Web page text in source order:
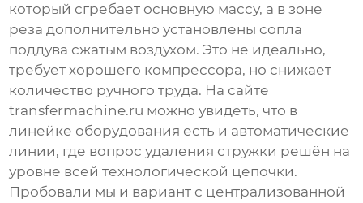
который сгребает основную массу, а в зоне
реза дополнительно установлены сопла
поддува сжатым воздухом. Это не идеально,
требует хорошего компрессора, но снижает
количество ручного труда. На сайте
transfermachine.ru можно увидеть, что в
линейке оборудования есть и автоматические
линии, где вопрос удаления стружки решён на
уровне всей технологической цепочки.
Пробовали мы и вариант с централизованной